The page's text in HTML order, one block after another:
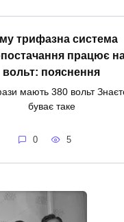
трифазна система
працює
вольт: пояснення
мають 380 вольт
буває таке
0 5